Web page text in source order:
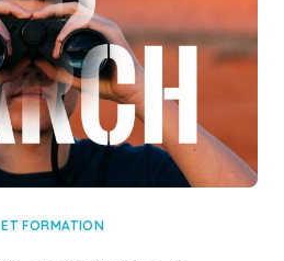
FORMATION